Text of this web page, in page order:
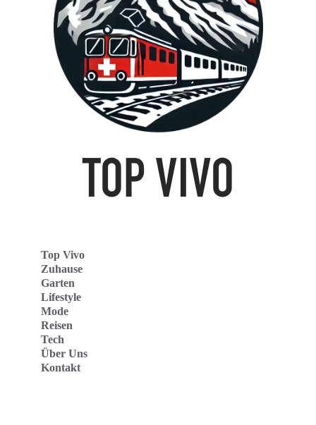
Top Vivo
Zuhause
Garten
Lifestyle
Mode
Reisen
Tech
Über Uns
Kontakt